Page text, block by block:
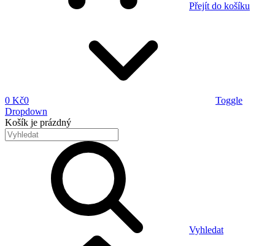
Přejít do košíku
0 Kč0
Toggle
Dropdown
Košík je prázdný
Vyhledat